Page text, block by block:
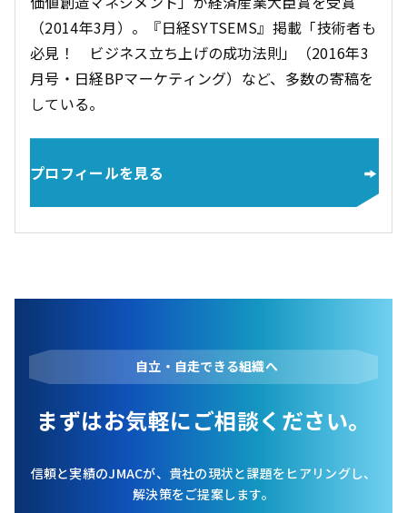
（2014年3月）。『日経SYTSEMS』掲載「技術者も
必見！ ビジネス立ち上げの成功法則」（2016年3
月号・日経BPマーケティング）など、多数の寄稿を
している。
プロフィールを見る
まずはお気軽にご相談ください。
自立・自走できる組織へ
信頼と実績のJMACが、貴社の現状と課題をヒアリングし、
解決策をご提案します。